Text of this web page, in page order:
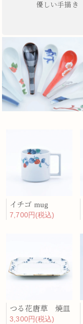
優しい手描き
イチゴ mug
7,700円(税込)
つる花唐草 焼皿
3,300円(税込)